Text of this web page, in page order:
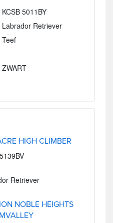
KCSB 5011BY
Labrador Retriever
Teef
ZWART
HIGH CLIMBER
Retriever
NOBLE HEIGHTS